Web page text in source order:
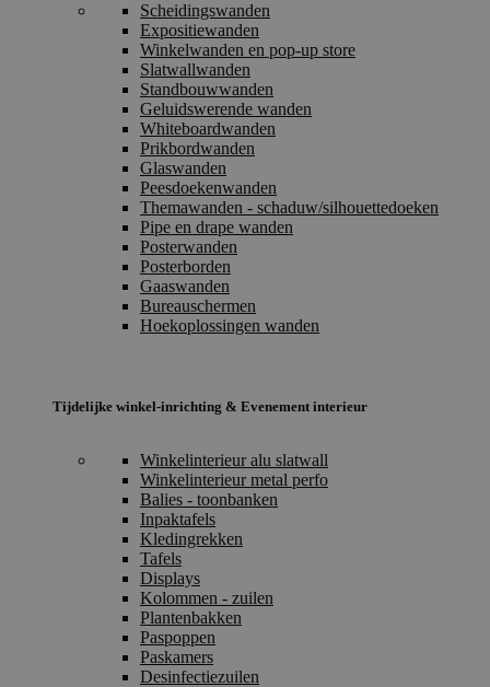
Scheidingswanden
Expositiewanden
Winkelwanden en pop-up store
Slatwallwanden
Standbouwwanden
Geluidswerende wanden
Whiteboardwanden
Prikbordwanden
Glaswanden
Peesdoekenwanden
Themawanden - schaduw/silhouettedoeken
Pipe en drape wanden
Posterwanden
Posterborden
Gaaswanden
Bureauschermen
Hoekoplossingen wanden
Tijdelijke winkel-inrichting & Evenement interieur
Winkelinterieur alu slatwall
Winkelinterieur metal perfo
Balies - toonbanken
Inpaktafels
Kledingrekken
Tafels
Displays
Kolommen - zuilen
Plantenbakken
Paspoppen
Paskamers
Desinfectiezuilen